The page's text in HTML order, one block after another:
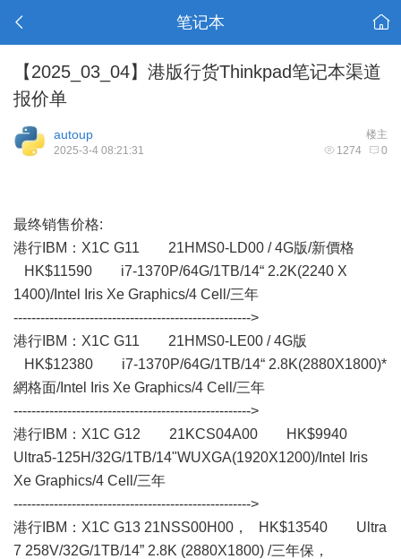
笔记本
【2025_03_04】港版行货Thinkpad笔记本渠道
报价单
楼主
autoup
1274 0
2025-3-4 08:21:31
最终销售价格:
港行IBM： X1C G11 21HMS0-LD00 / 4G版/新價格
HK$11590 i7-1370P/64G/1TB/14“ 2.2K(2240 X
1400)/Intel Iris Xe Graphics/4 Cell/三年
----------------------------------------------------->
港行IBM：X1C G11 21HMS0-LE00 / 4G版
HK$12380 i7-1370P/64G/1TB/14“ 2.8K(2880X1800)*
網格面/Intel Iris Xe Graphics/4 Cell/三年
----------------------------------------------------->
港行IBM：X1C G12 21KCS04A00 HK$9940
Ultra5-125H/32G/1TB/14"WUXGA(1920X1200)/Intel Iris
Xe Graphics/4 Cell/三年
----------------------------------------------------->
港行IBM：X1C G13 21NSS00H00， HK$13540 Ultra
7 258V/32G/1TB/14” 2.8K (2880X1800) /三年保，